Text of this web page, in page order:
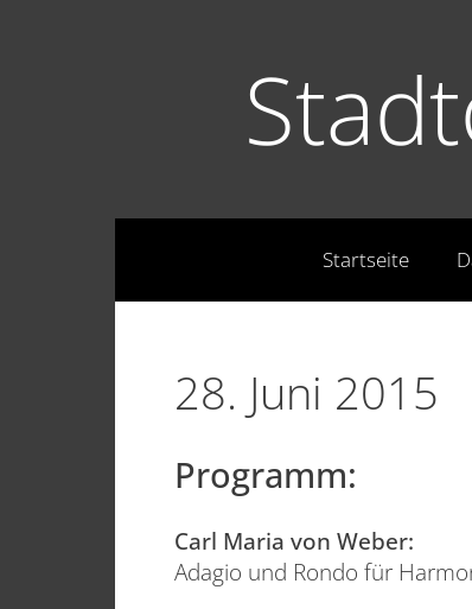
Startseite
28. Juni 2015
Programm:
Carl Maria von Weber:
Adagio und Rondo für